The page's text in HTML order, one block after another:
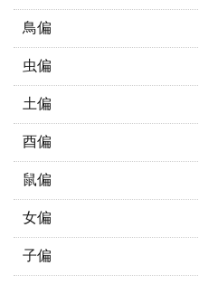
鳥偏
虫偏
土偏
酉偏
鼠偏
女偏
子偏